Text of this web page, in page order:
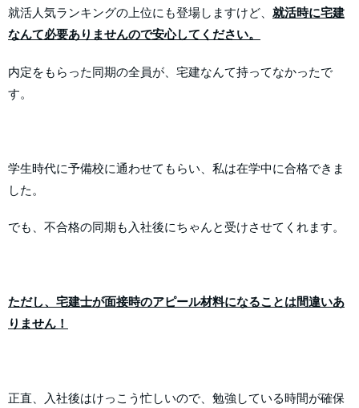
就活人気ランキングの上位にも登場しますけど、 就活時に宅建
なんて必要ありませんので安心してください。
内定をもらった同期の全員が、宅建なんて持ってなかったで
す。
学生時代に予備校に通わせてもらい、私は在学中に合格できま
した。
でも、不合格の同期も入社後にちゃんと受けさせてくれます。
ただし、宅建士が面接時のアピール材料になることは間違いあ
りません！
正直、入社後はけっこう忙しいので、勉強している時間が確保